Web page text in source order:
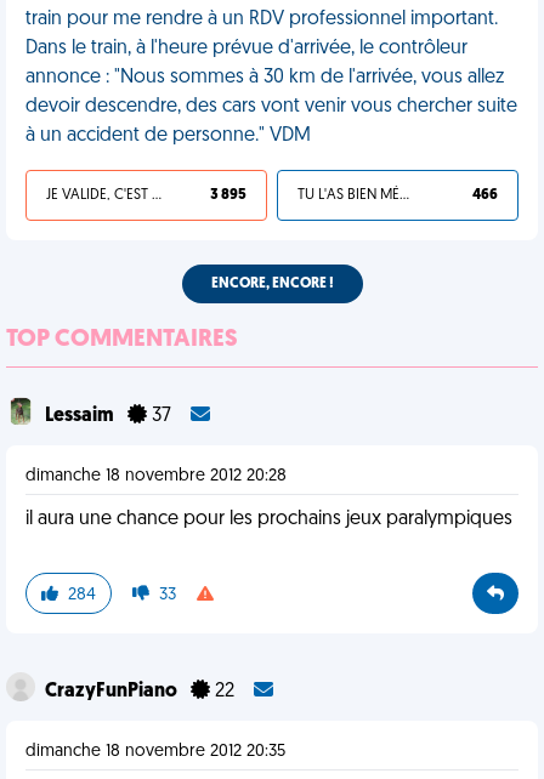
train pour me rendre à un RDV professionnel important.
Dans le train, à l'heure prévue d'arrivée, le contrôleur
annonce : "Nous sommes à 30 km de l'arrivée, vous allez
devoir descendre, des cars vont venir vous chercher suite
à un accident de personne." VDM
JE VALIDE, C'EST UNE VDM 3 895 TU L'AS BIEN MÉRITÉ 466
ENCORE, ENCORE !
TOP COMMENTAIRES
Lessaim 37
dimanche 18 novembre 2012 20:28
il aura une chance pour les prochains jeux paralympiques
284 33
CrazyFunPiano 22
dimanche 18 novembre 2012 20:35